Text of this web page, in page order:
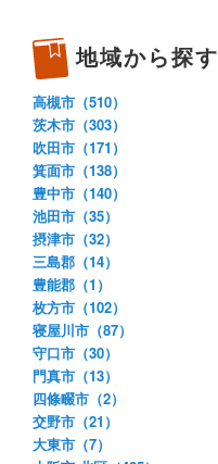
地域から探す
高槻市（510）
茨木市（303）
吹田市（171）
箕面市（138）
豊中市（140）
池田市（35）
摂津市（32）
三島郡（14）
豊能郡（1）
枚方市（102）
寝屋川市（87）
守口市（30）
門真市（13）
四條畷市（2）
交野市（21）
大東市（7）